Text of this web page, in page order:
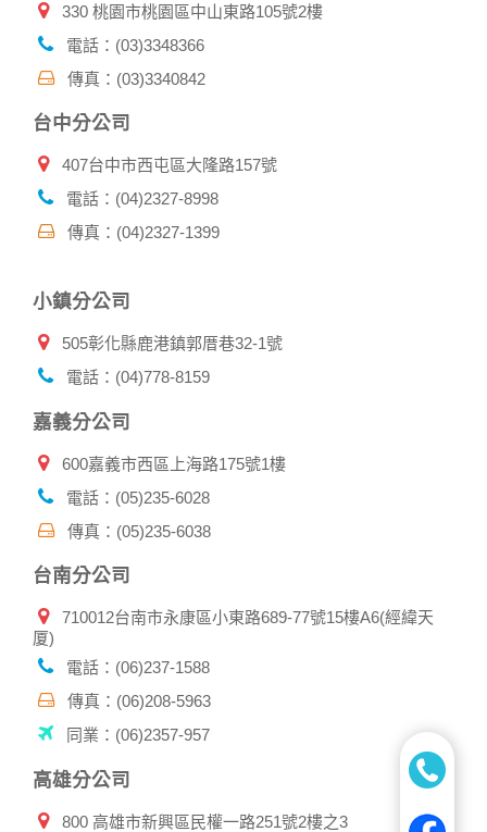
資料使用:
本公司不會向任何人出售或出借您的個人識別資料。
資料：
違反本公司旗下網站的會員條款或產品、服務的特定使用指
2.為了保護使用者個人隱私，我們無法為您查詢其他使用者的
帳號資料。若您有相關法律上問題需查閱他人資料時，請務必
有相關資料，以協助調查及破案！
請妥善保管您在本公司及相關企業伙伴網站的帳號、密碼或個
本公司相關企業伙伴網站所提供的服務後，務必記得登出帳戶
或關閉網頁瀏覽器，以防止他人讀取您的個人資料。
問或訂購時，請立即通知本站。
330 桃園市桃園區中山東路105號2樓
電話：(03)3348366
傳真：(03)3340842
台中分公司
407台中市西屯區大隆路157號
電話：(04)2327-8998
傳真：(04)2327-1399
小鎮分公司
505彰化縣鹿港鎮郭厝巷32-1號
電話：(04)778-8159
嘉義分公司
600嘉義市西區上海路175號1樓
電話：(05)235-6028
傳真：(05)235-6038
台南分公司
710012台南市永康區小東路689-77號15樓A6(經緯天
厦)
電話：(06)237-1588
傳真：(06)208-5963
同業：(06)2357-957
高雄分公司
800 高雄市新興區民權一路251號2樓之3